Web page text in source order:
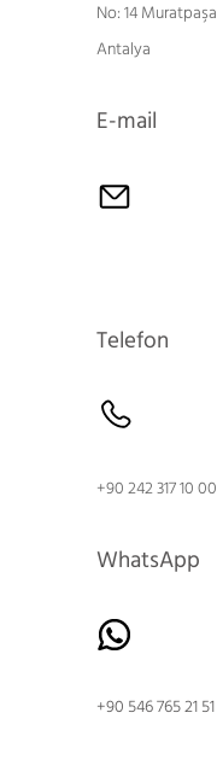
No: 14 Muratpaşa
Antalya
E-mail
Telefon
+90 242 317 10 00
WhatsApp
+90 546 765 21 51